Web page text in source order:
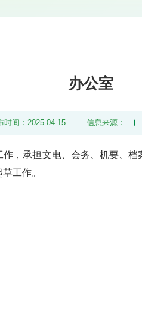
办公室
时间：2025-04-15 信息来源：
，承担文电、会务、机要、
工作。